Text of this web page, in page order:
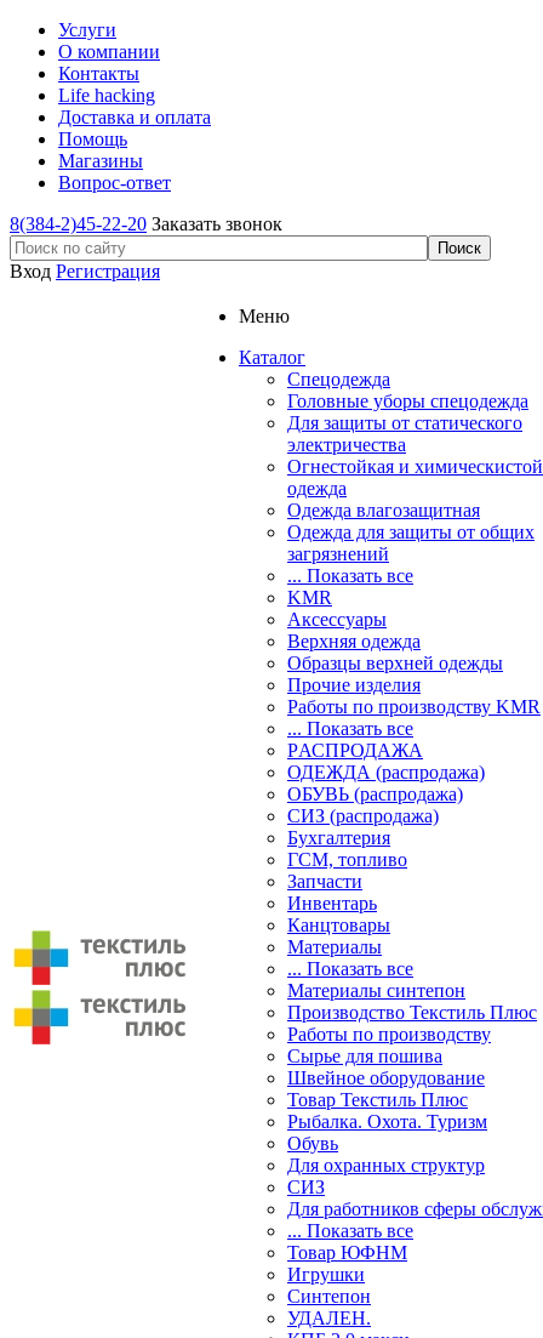
Услуги
О компании
Контакты
Life hacking
Доставка и оплата
Помощь
Магазины
Вопрос-ответ
8(384-2)45-22-20 Заказать звонок
Вход Регистрация
Меню
Каталог
Спецодежда
Головные уборы спецодежда
Для защиты от статического
электричества
Огнестойкая и
одежда
Одежда влагозащитная
Одежда для защиты от общих
загрязнений
... Показать все
KMR
Аксессуары
Верхняя одежда
Образцы верхней одежды
Прочие изделия
Работы по производству KMR
... Показать все
PАСПРОДАЖА
ОДЕЖДА (распродажа)
ОБУВЬ (распродажа)
СИЗ (распродажа)
Бухгалтерия
ГСМ, топливо
Запчасти
Инвентарь
Канцтовары
Материалы
... Показать все
Материалы синтепон
Производство Текстиль Плюс
Работы по производству
Сырье для пошива
Швейное оборудование
Товар Текстиль Плюс
Рыбалка. Охота. Туризм
Обувь
Для охранных структур
СИЗ
Для работников сферы
... Показать все
Товар ЮФНМ
Игрушки
Синтепон
УДАЛЕН.